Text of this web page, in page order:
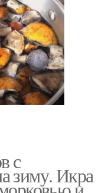
с
зиму. Икра